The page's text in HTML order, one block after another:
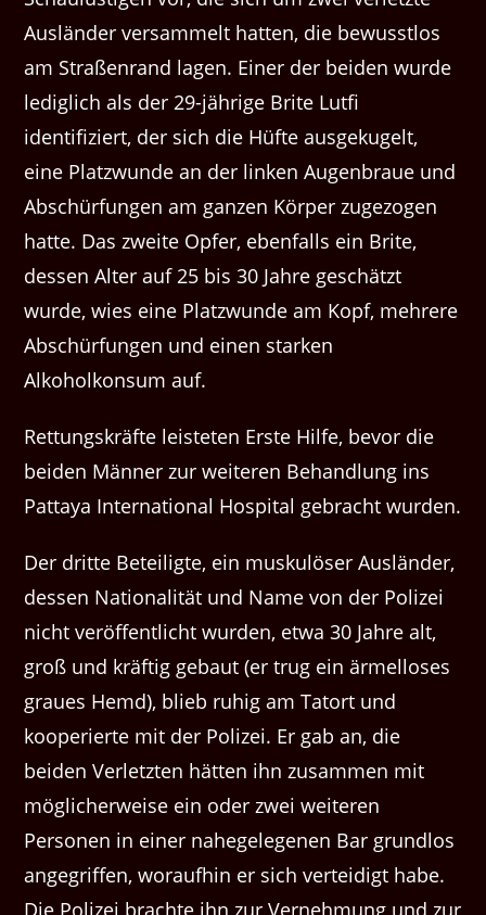
Ausländer versammelt hatten, die bewusstlos
am Straßenrand lagen. Einer der beiden wurde
lediglich als der 29-jährige Brite Lutfi
identifiziert, der sich die Hüfte ausgekugelt,
eine Platzwunde an der linken Augenbraue und
Abschürfungen am ganzen Körper zugezogen
hatte. Das zweite Opfer, ebenfalls ein Brite,
dessen Alter auf 25 bis 30 Jahre geschätzt
wurde, wies eine Platzwunde am Kopf, mehrere
Abschürfungen und einen starken
Alkoholkonsum auf.
Rettungskräfte leisteten Erste Hilfe, bevor die
beiden Männer zur weiteren Behandlung ins
Pattaya International Hospital gebracht wurden.
Der dritte Beteiligte, ein muskulöser Ausländer,
dessen Nationalität und Name von der Polizei
nicht veröffentlicht wurden, etwa 30 Jahre alt,
groß und kräftig gebaut (er trug ein ärmelloses
graues Hemd), blieb ruhig am Tatort und
kooperierte mit der Polizei. Er gab an, die
beiden Verletzten hätten ihn zusammen mit
möglicherweise ein oder zwei weiteren
Personen in einer nahegelegenen Bar grundlos
angegriffen, woraufhin er sich verteidigt habe.